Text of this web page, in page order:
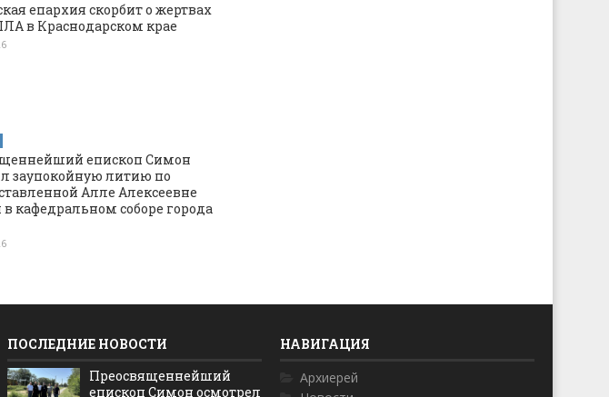
епархия скорбит о жертвах
в Краснодарском крае
епископ Симон
заупокойную литию по
Алле Алексеевне
кафедральном соборе города
ПОСЛЕДНИЕ НОВОСТИ
Преосвященнейший
епископ Симон осмотрел
НАВИГАЦИЯ
Архиерей